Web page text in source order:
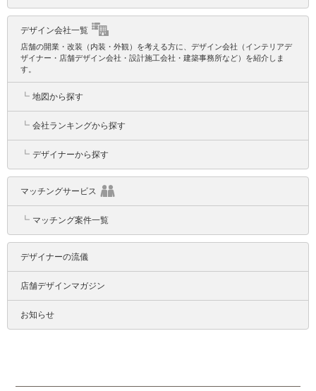
デザイン会社一覧
店舗の開業・改装（内装・外観）を考える方に、デザイン会社（インテリアデ
ザイナー・店舗デザイン会社・設計施工会社・建築事務所など）を紹介しま
す。
┗ 地図から探す
┗ 会社ランキングから探す
┗ デザイナーから探す
マッチングサービス
┗ マッチング案件一覧
デザイナーの流儀
店舗デザインマガジン
お知らせ